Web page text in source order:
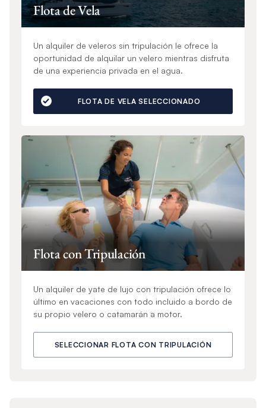
Flota de Vela
Un alquiler de veleros sin tripulación le ofrece la
oportunidad de alquilar un velero mientras disfruta
de una experiencia privada en el agua.
FLOTA DE VELA SELECCIONADO
Flota con Tripulación
Un alquiler de yate de lujo con tripulación ofrece lo
último en vacaciones con todo incluido a bordo de
su propio velero o catamarán a motor.
SELECCIONAR FLOTA CON TRIPULACIÓN